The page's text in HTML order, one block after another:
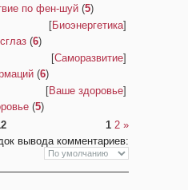
по фен-шуй (5)
[Биоэнергетика]
(6)
[Саморазвитие]
(6)
[Ваше здоровье]
(5)
1 2 »
вывода комментариев: